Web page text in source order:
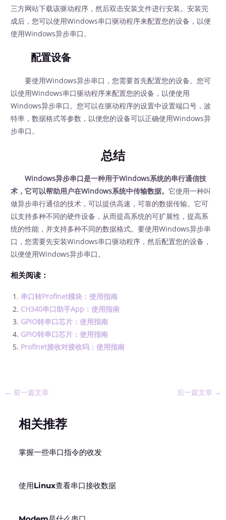
三方网站下载该驱动程序，然后双击安装文件进行安装。安装完
成后，您可以使用Windows串口驱动程序来配置您的设备，以便
使用Windows异步串口。
配置设备
要使用Windows异步串口，您需要首先配置您的设备。您可
以使用Windows串口驱动程序来配置您的设备，以便使用
Windows异步串口。您可以在驱动程序的设置中设置端口号，波
特率，数据格式等参数，以便您的设备可以正确使用Windows异
步串口。
总结
Windows异步串口是一种用于Windows系统的串行通信技
术，它可以帮助用户在Windows系统中传输数据。它使用一种叫
做异步串行通信的技术，可以提供高速，可靠的数据传输。它可
以支持多种不同的硬件设备，从而提高系统的可扩展性，提高系
统的性能，并支持多种不同的数据格式。要使用Windows异步串
口，您需要先安装Windows串口驱动程序，然后配置您的设备，
以便使用Windows异步串口。
相关阅读：
串口转Profinet模块：使用指南
CH340串口助手App：使用指南
GPIO转串口芯片：使用指南
GPIO转串口芯片：使用指南
Profinet接收对接收吗：使用指南
← 前一篇文章 后一篇文章 →
相关推荐
掌握一些串口指令的收发
使用Linux查看串口接收数据